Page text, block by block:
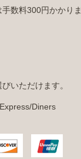
数料300円かかりま
いただけます。
Diners